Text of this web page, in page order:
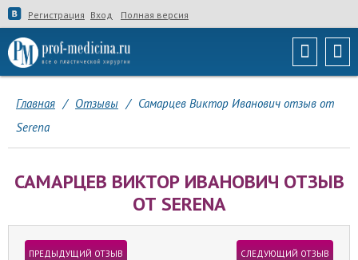
Регистрация Вход Полная версия
Главная / Отзывы / Самарцев Виктор Иванович отзыв от
Serena
САМАРЦЕВ ВИКТОР ИВАНОВИЧ ОТЗЫВ
ОТ SERENA
ПРЕДЫДУЩИЙ ОТЗЫВ СЛЕДУЮЩИЙ ОТЗЫВ